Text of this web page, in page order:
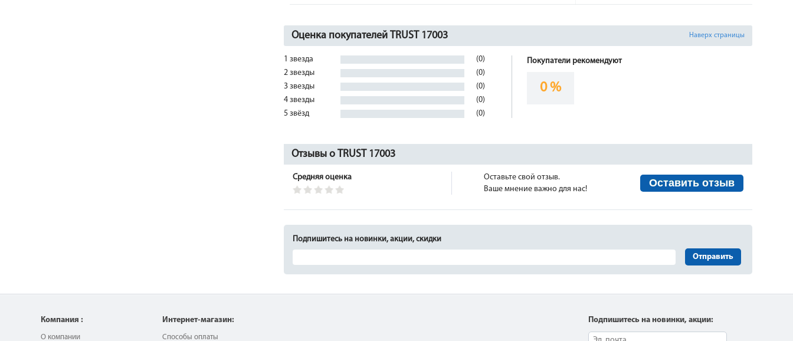
Оценка покупателей TRUST 17003 Наверх страницы
1 звезда
(0)
2 звезды
(0)
3 звезды
(0)
4 звезды
(0)
5 звёзд
(0)
Покупатели рекомендуют
0 %
Отзывы о TRUST 17003
Средняя оценка
Оставьте свой отзыв.
Ваше мнение важно для нас!
Оставить отзыв
Подпишитесь на новинки, акции, скидки
Отправить
Компания :
О компании
Интернет-магазин:
Способы оплаты
Подпишитесь на новинки, акции: